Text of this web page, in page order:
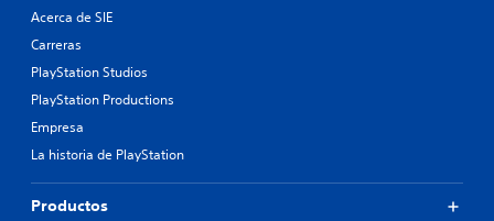
Acerca de SIE
Carreras
PlayStation Studios
PlayStation Productions
Empresa
La historia de PlayStation
Productos